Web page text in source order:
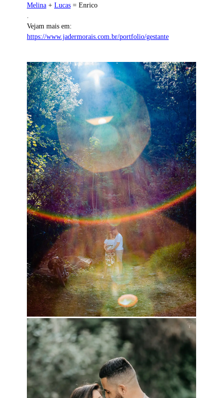
Melina+ Lucas= Enrico
Vejam mais em:
https://www.jadermorais.com.br/portfolio/gestante